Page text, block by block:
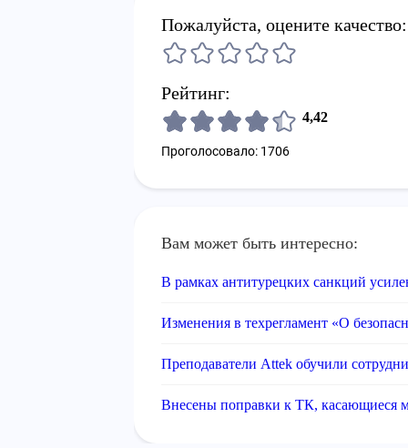
Пожалуйста, оцените качество:
Рейтинг:
4,42
Проголосовало: 1706
Вам может быть интересно:
В рамках антитурецких санкций
Изменения в техрегламент «О
Преподаватели Attek обучили
Внесены поправки к ТК, касающиеся